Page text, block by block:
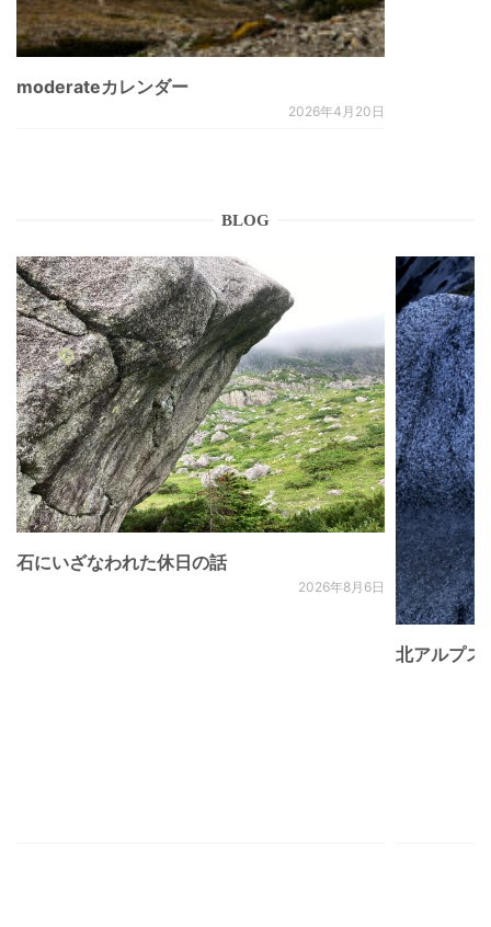
moderateカレンダー
2026年4月20日
BLOG
石にいざなわれた休日の話
2026年8月6日
北アルプ